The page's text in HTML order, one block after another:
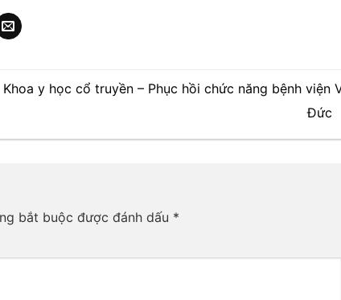
Khoa y học cổ truyền – Phục hồi chức năng bệnh viện
Đức
bắt buộc được đánh dấu *